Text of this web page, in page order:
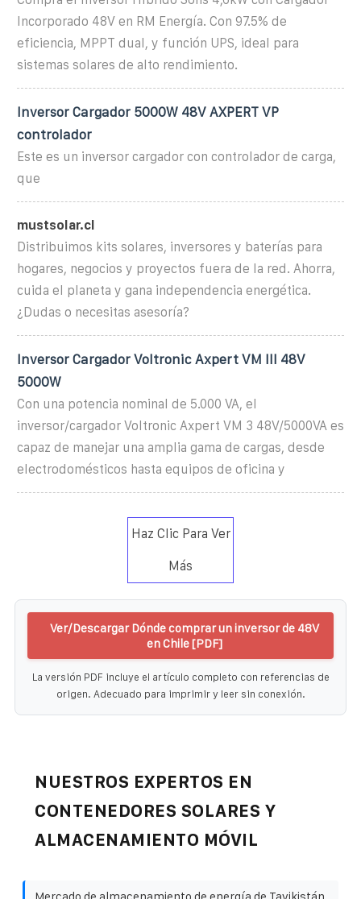
Incorporado 48V en RM Energía. Con 97.5% de
eficiencia, MPPT dual, y función UPS, ideal para
sistemas solares de alto rendimiento.
Inversor Cargador 5000W 48V AXPERT VP
controlador
Este es un inversor cargador con controlador de carga,
que
mustsolar.cl
Distribuimos kits solares, inversores y baterías para
hogares, negocios y proyectos fuera de la red. Ahorra,
cuida el planeta y gana independencia energética.
¿Dudas o necesitas asesoría?
Inversor Cargador Voltronic Axpert VM III 48V
5000W
Con una potencia nominal de 5.000 VA, el
inversor/cargador Voltronic Axpert VM 3 48V/5000VA es
capaz de manejar una amplia gama de cargas, desde
electrodomésticos hasta equipos de oficina y
Haz Clic Para Ver
Más
Ver/Descargar Dónde comprar un inversor de 48V
en Chile [PDF]
La versión PDF incluye el artículo completo con referencias de
origen. Adecuado para imprimir y leer sin conexión.
NUESTROS EXPERTOS EN
CONTENEDORES SOLARES Y
ALMACENAMIENTO MÓVIL
Mercado de almacenamiento de energía de Tayikistán